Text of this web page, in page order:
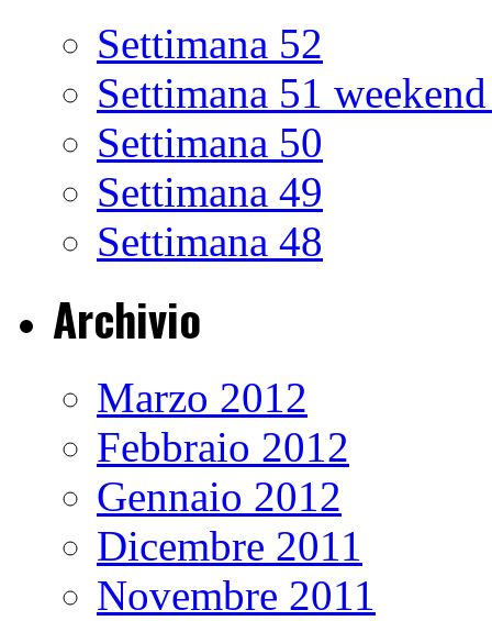
Settimana 52
Settimana 51
Settimana 50
Settimana 49
Settimana 48
Archivio
Marzo 2012
Febbraio 2012
Gennaio 2012
Dicembre 2011
Novembre 2011